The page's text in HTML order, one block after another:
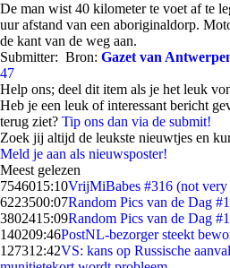
De man wist 40 kilometer te voet af te
uur afstand van een aboriginaldorp.
de kant van de weg aan.
Submitter: Bron: Gazet van
47
Help ons; deel dit item als je het leuk
Heb je een leuk of interessant bericht
terug ziet? Tip ons dan via de submit!
Zoek jij altijd de leukste nieuwtjes en
Meld je aan als nieuwsposter!
Meest gelezen
7546015:10VrijMiBabes #316 (not
6223500:07Random Pics van de Dag
3802415:09Random Pics van de Dag
140209:46PostNL-bezorger steekt
127312:42VS: kans op Russische